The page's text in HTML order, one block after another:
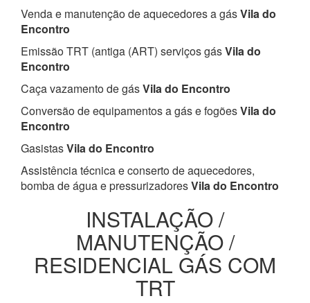
Venda e manutenção de aquecedores a gásVila do
Encontro
Emissão TRT (antiga (ART) serviços gásVila do
Encontro
Caça vazamento de gásVila do Encontro
Conversão de equipamentos a gás e fogõesVila do
Encontro
GasistasVila do Encontro
Assistência técnica e conserto de aquecedores,
bomba de água e pressurizadoresVila do Encontro
INSTALAÇÃO /
MANUTENÇÃO /
RESIDENCIAL GÁS COM
TRT